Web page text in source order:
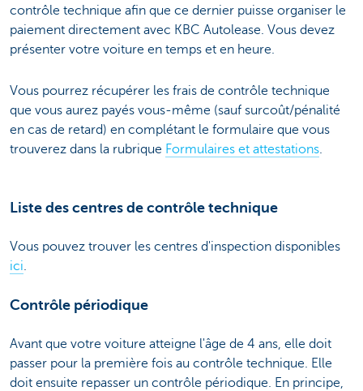
contrôle technique afin que ce dernier puisse organiser le
paiement directement avec KBC Autolease. Vous devez
présenter votre voiture en temps et en heure.
Vous pourrez récupérer les frais de contrôle technique
que vous aurez payés vous-même (sauf surcoût/pénalité
en cas de retard) en complétant le formulaire que vous
trouverez dans la rubrique Formulaires et attestations.
Liste des centres de contrôle technique
Vous pouvez trouver les centres d'inspection disponibles
ici.
Contrôle périodique
Avant que votre voiture atteigne l'âge de 4 ans, elle doit
passer pour la première fois au contrôle technique. Elle
doit ensuite repasser un contrôle périodique. En principe,